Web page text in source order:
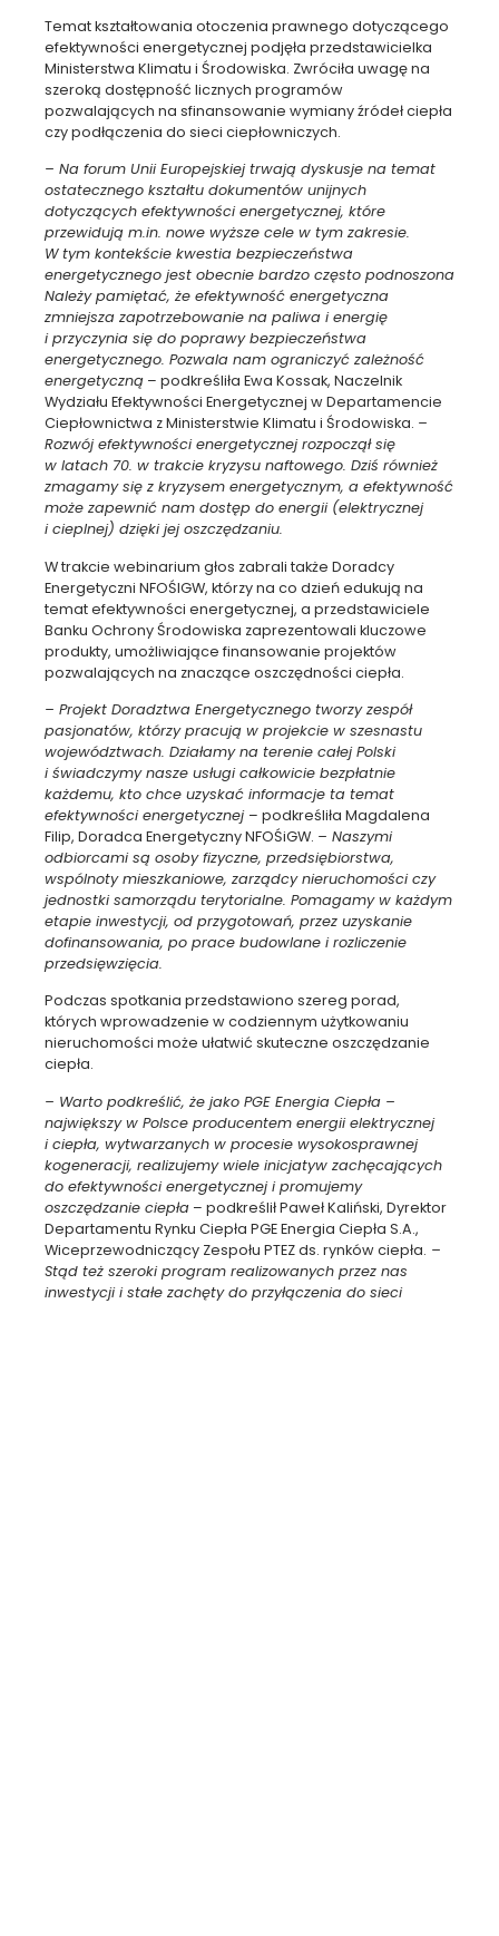
Temat kształtowania otoczenia prawnego dotyczącego
efektywności energetycznej podjęła przedstawicielka
Ministerstwa Klimatu i Środowiska. Zwróciła uwagę na
szeroką dostępność licznych programów
pozwalających na sfinansowanie wymiany źródeł ciepła
czy podłączenia do sieci ciepłowniczych.
– Na forum Unii Europejskiej trwają dyskusje na temat
ostatecznego kształtu dokumentów unijnych
dotyczących efektywności energetycznej, które
przewidują m.in. nowe wyższe cele w tym zakresie.
W tym kontekście kwestia bezpieczeństwa
energetycznego jest obecnie bardzo często podnoszona
Należy pamiętać, że efektywność energetyczna
zmniejsza zapotrzebowanie na paliwa i energię
i przyczynia się do poprawy bezpieczeństwa
energetycznego. Pozwala nam ograniczyć zależność
energetyczną – podkreśliła Ewa Kossak, Naczelnik
Wydziału Efektywności Energetycznej w Departamencie
Ciepłownictwa z Ministerstwie Klimatu i Środowiska. –
Rozwój efektywności energetycznej rozpoczął się
w latach 70. w trakcie kryzysu naftowego. Dziś również
zmagamy się z kryzysem energetycznym, a efektywność
może zapewnić nam dostęp do energii (elektrycznej
i cieplnej) dzięki jej oszczędzaniu.
W trakcie webinarium głos zabrali także Doradcy
Energetyczni NFOŚIGW, którzy na co dzień edukują na
temat efektywności energetycznej, a przedstawiciele
Banku Ochrony Środowiska zaprezentowali kluczowe
produkty, umożliwiające finansowanie projektów
pozwalających na znaczące oszczędności ciepła.
– Projekt Doradztwa Energetycznego tworzy zespół
pasjonatów, którzy pracują w projekcie w szesnastu
województwach. Działamy na terenie całej Polski
i świadczymy nasze usługi całkowicie bezpłatnie
każdemu, kto chce uzyskać informacje ta temat
efektywności energetycznej – podkreśliła Magdalena
Filip, Doradca Energetyczny NFOŚiGW. – Naszymi
odbiorcami są osoby fizyczne, przedsiębiorstwa,
wspólnoty mieszkaniowe, zarządcy nieruchomości czy
jednostki samorządu terytorialne. Pomagamy w każdym
etapie inwestycji, od przygotowań, przez uzyskanie
dofinansowania, po prace budowlane i rozliczenie
przedsięwzięcia.
Podczas spotkania przedstawiono szereg porad,
których wprowadzenie w codziennym użytkowaniu
nieruchomości może ułatwić skuteczne oszczędzanie
ciepła.
– Warto podkreślić, że jako PGE Energia Ciepła –
największy w Polsce producentem energii elektrycznej
i ciepła, wytwarzanych w procesie wysokosprawnej
kogeneracji, realizujemy wiele inicjatyw zachęcających
do efektywności energetycznej i promujemy
oszczędzanie ciepła – podkreślił Paweł Kaliński, Dyrektor
Departamentu Rynku Ciepła PGE Energia Ciepła S.A.,
Wiceprzewodniczący Zespołu PTEZ ds. rynków ciepła. –
Stąd też szeroki program realizowanych przez nas
inwestycji i stałe zachęty do przyłączenia do sieci